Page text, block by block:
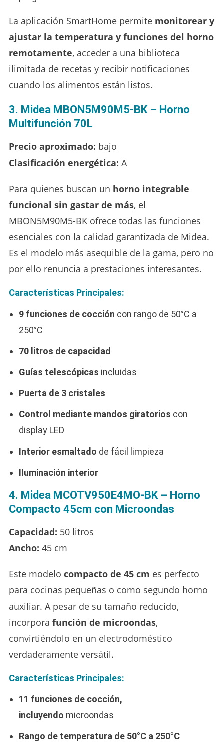
La aplicación SmartHome permite monitorear y
ajustar la temperatura y funciones del horno
remotamente, acceder a una biblioteca
ilimitada de recetas y recibir notificaciones
cuando los alimentos están listos.
3. Midea MBON5M90M5-BK – Horno
Multifunción 70L
Precio aproximado: bajo
Clasificación energética: A
Para quienes buscan un horno integrable
funcional sin gastar de más, el
MBON5M90M5-BK ofrece todas las funciones
esenciales con la calidad garantizada de Midea.
Es el modelo más asequible de la gama, pero no
por ello renuncia a prestaciones interesantes.
Características Principales:
9 funciones de cocción con rango de 50°C a
250°C
70 litros de capacidad
Guías telescópicas incluidas
Puerta de 3 cristales
Control mediante mandos giratorios con
display LED
Interior esmaltado de fácil limpieza
Iluminación interior
4. Midea MCOTV950E4MO-BK – Horno
Compacto 45cm con Microondas
Capacidad: 50 litros
Ancho: 45 cm
Este modelo compacto de 45 cm es perfecto
para cocinas pequeñas o como segundo horno
auxiliar. A pesar de su tamaño reducido,
incorpora función de microondas,
convirtiéndolo en un electrodoméstico
verdaderamente versátil.
Características Principales:
11 funciones de cocción,
incluyendo microondas
Rango de temperatura de 50°C a 250°C